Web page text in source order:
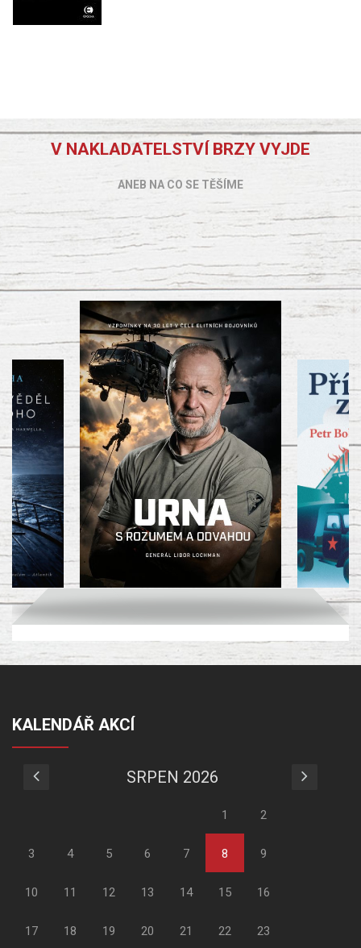
V NAKLADATELSTVÍ BRZY VYJDE
ANEB NA CO SE TĚŠÍME
KALENDÁŘ AKCÍ
SRPEN 2026
1 2
3 4 5 6 7 8 9
10 11 12 13 14 15 16
17 18 19 20 21 22 23